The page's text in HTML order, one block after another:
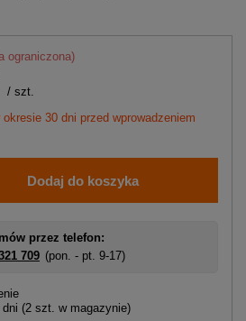
ograniczona)
/ szt.
30 dni przed wprowadzeniem
Dodaj do koszyka
przez telefon:
709 (pon. - pt. 9-17)
(2 szt. w magazynie)